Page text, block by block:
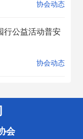
协会动态
行公益活动普安
协会动态
会